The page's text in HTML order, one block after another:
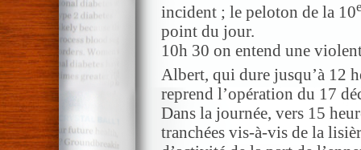
incident ; le peloton de la 10
point du jour.
10h 30 on entend une
Albert, qui dure jusqu’à 12
reprend l’opération du 17
Dans la journée, vers 15
tranchées vis-à-vis de la